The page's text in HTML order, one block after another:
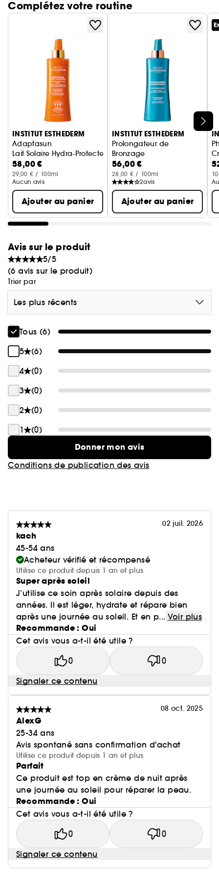
hautement hydratée.
Complétez votre routine
Ignorer le carrousel produits
INSTITUT ESTHEDERM
Adaptasun
Lait Solaire Hydra-Protecteur Corps
58,00 €
29,00 € / 100ml
Aucun avis
Ajouter au panier
INSTITUT ESTHEDERM
Prolongateur de
Bronzage
Soin Solaire
56,00 €
28,00 € / 100ml
2avis
Ajouter au panier
Avis sur le produit
5/5
(6 avis sur le produit)
Trier par
Les plus récents
Tous (6)
5
(6)
4
(0)
3
(0)
2
(0)
1
(0)
Donner mon avis
Conditions de publication des avis
02 juil. 2026
kach
45-54 ans
Acheteur vérifié et récompensé
Utilise ce produit depuis 1 an et plus
Super après soleil
J’utilise ce soin après solaire depuis des
années. Il est léger, hydrate et répare bien
après une journée au soleil. Et en p... Voir plus
Recommande : Oui
Cet avis vous a-t-il été utile ?
0 0
Signaler ce contenu
08 oct. 2025
AlexG
25-34 ans
Avis spontané sans confirmation d'achat
Utilise ce produit depuis 1 an et plus
Parfait
Ce produit est top en crème de nuit après
une journée au soleil pour réparer la peau.
Recommande : Oui
Cet avis vous a-t-il été utile ?
0 0
Signaler ce contenu